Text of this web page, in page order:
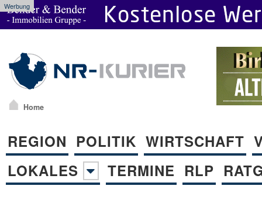
Werbung
Home
REGION POLITIK WIRTSCHAFT
LOKALES
TERMINE RLP